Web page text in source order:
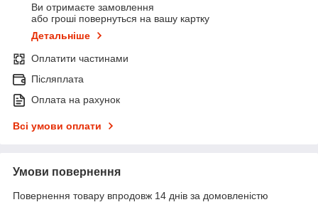
Ви отримаєте замовлення
або гроші повернуться на вашу картку
Детальніше
Оплатити частинами
Післяплата
Оплата на рахунок
Всі умови оплати
Умови повернення
Повернення товару впродовж 14 днів за домовленістю